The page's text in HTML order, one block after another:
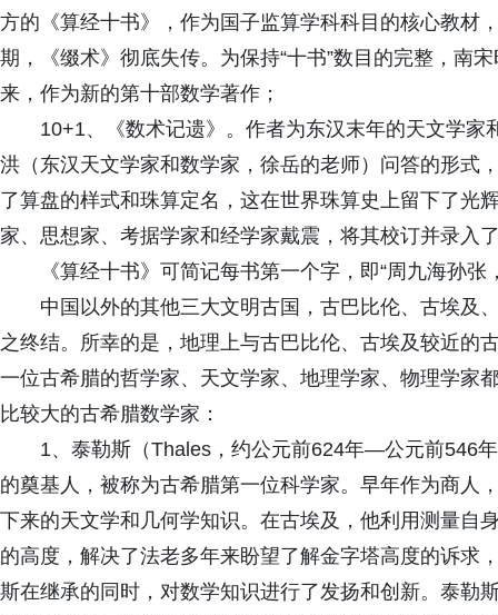
方的《算经十书》，作为国子监算学科科目的核心教材
期，《缀术》彻底失传。为保持“十书”数目的完整，南
来，作为新的第十部数学著作；
10+1、《数术记遗》。作者为东汉末年的天文学
洪（东汉天文学家和数学家，徐岳的老师）问答的形式
了算盘的样式和珠算定名，这在世界珠算史上留下了光
家、思想家、考据学家和经学家戴震，将其校订并录入
《算经十书》可简记每书第一个字，即“周九海孙张
中国以外的其他三大文明古国，古巴比伦、古埃及
之终结。所幸的是，地理上与古巴比伦、古埃及较近的
一位古希腊的哲学家、天文学家、地理学家、物理学家
比较大的古希腊数学家：
1、泰勒斯（Thales，约公元前624年—公元前546
的奠基人，被称为古希腊第一位科学家。早年作为商人
下来的天文学和几何学知识。在古埃及，他利用测量自
的高度，解决了法老多年来盼望了解金字塔高度的诉求
斯在继承的同时，对数学知识进行了发扬和创新。泰勒